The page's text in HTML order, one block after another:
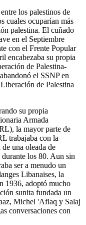
los palestinos de
cuales ocuparían más
palestina. El cuñado
en el Septiembre
con el Frente Popular
encabezaba su propia
de Palestina-
el SSNP en
de Palestina
su propia
Armada
la mayor parte de
trabajaba con la
una oleada de
durante los 80. Aun sin
ser a menudo un
Libanaises, la
1936, adoptó mucho
sunita fundada un
Michel 'Aflaq y Salaj
conversaciones con